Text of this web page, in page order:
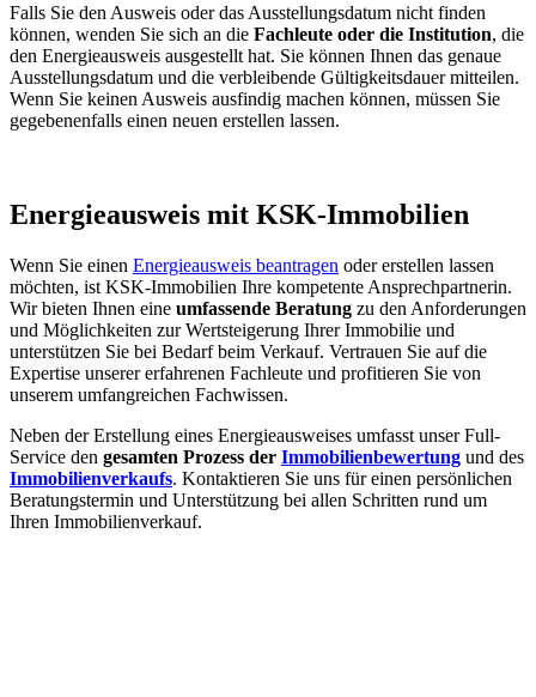
Falls Sie den Ausweis oder das Ausstellungsdatum nicht finden
können, wenden Sie sich an die Fachleute oder die Institution, die
den Energieausweis ausgestellt hat. Sie können Ihnen das genaue
Ausstellungsdatum und die verbleibende Gültigkeitsdauer mitteilen.
Wenn Sie keinen Ausweis ausfindig machen können, müssen Sie
gegebenenfalls einen neuen erstellen lassen.
Energieausweis mit KSK-Immobilien
Wenn Sie einen Energieausweis beantragen oder erstellen lassen
möchten, ist KSK-Immobilien Ihre kompetente Ansprechpartnerin.
Wir bieten Ihnen eine umfassende Beratung zu den Anforderungen
und Möglichkeiten zur Wertsteigerung Ihrer Immobilie und
unterstützen Sie bei Bedarf beim Verkauf. Vertrauen Sie auf die
Expertise unserer erfahrenen Fachleute und profitieren Sie von
unserem umfangreichen Fachwissen.
Neben der Erstellung eines Energieausweises umfasst unser Full-
Service den gesamten Prozess der Immobilienbewertung und des
Immobilienverkaufs. Kontaktieren Sie uns für einen persönlichen
Beratungstermin und Unterstützung bei allen Schritten rund um
Ihren Immobilienverkauf.